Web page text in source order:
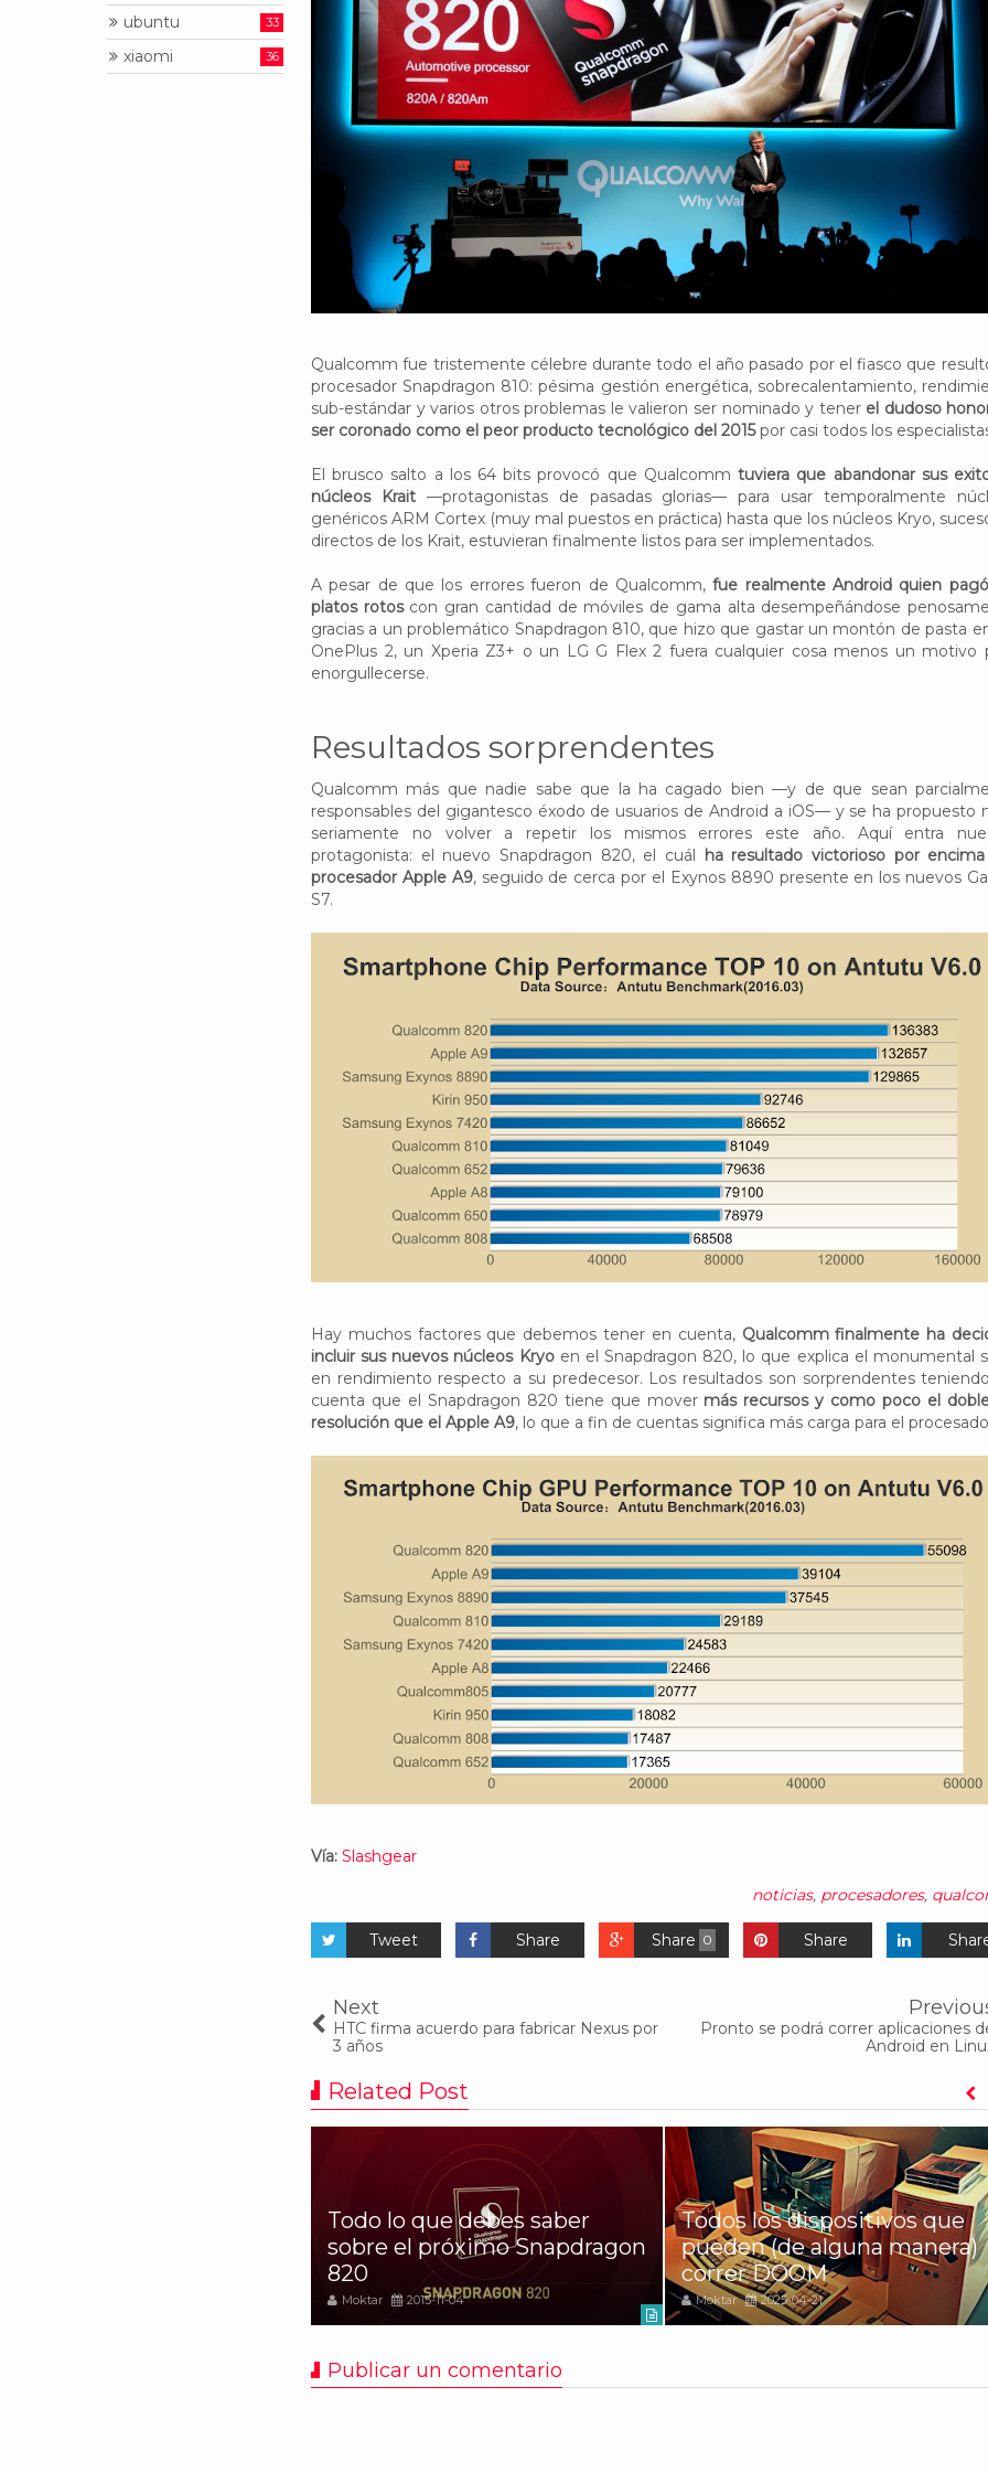
Qualcomm fue tristemente célebre durante todo el año pasado por el fiasco que
procesador Snapdragon 810: pésima gestión energética, sobrecalentamiento,
sub-estándar y varios otros problemas le valieron ser nominado y tener el dudoso
ser coronado como el peor producto tecnológico del 2015por casi todos los
El brusco salto a los 64 bits provocó que Qualcommtuviera que abandonar sus
núcleos Krait—protagonistas de pasadas glorias— para usar temporalmente
genéricos ARM Cortex (muy mal puestos en práctica) hasta que los núcleos Kryo,
directos de los Krait, estuvieran finalmente listos para ser implementados.
A pesar de que los errores fueron de Qualcomm,fue realmente Android quien
platos rotoscon gran cantidad de móviles de gama alta desempeñándose
gracias a un problemático Snapdragon 810, que hizo que gastar un montón de pasta
OnePlus 2, un Xperia Z3+ o un LG G Flex 2 fuera cualquier cosa menos un motivo
enorgullecerse.
Resultados sorprendentes
Qualcomm más que nadie sabe que la ha cagado bien —y de que sean
responsables del gigantesco éxodo de usuarios de Android a iOS— y se ha propuesto
seriamente no volver a repetir los mismos errores este año. Aquí entra
protagonista: el nuevo Snapdragon 820, el cuál ha resultado victorioso por
procesador Apple A9, seguido de cerca por el Exynos 8890 presente en los nuevos
S7.
Hay muchos factores que debemos tener en cuenta, Qualcomm finalmente ha
incluir sus nuevos núcleos Kryoen el Snapdragon 820, lo que explica el monumental
en rendimiento respecto a su predecesor. Los resultados son sorprendentes
cuenta que el Snapdragon 820 tiene que mover más recursos y como poco el
resolución que el Apple A9, lo que a fin de cuentas significa más carga para el
Vía: Slashgear
noticias, procesadores,
Tweet Share 0
Share Share
Next
HTC firma acuerdo para fabricar Nexus por
3 años
Pronto se podrá correr aplicaciones
Android en
Related Post
Todo lo que debes saber
sobre el próximo Snapdragon
820
Moktar 2015-11-04
Todos los dispositivos que
pueden (de alguna manera)
correr DOOM
Moktar 2025-04-21
Publicar un comentario
ubuntu 33
xiaomi 36